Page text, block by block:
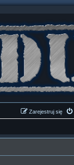
Zarejestruj się